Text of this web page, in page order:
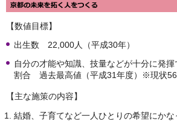
【数値目標】
出生数 22,000人（平成30年）
自分の才能や知識、技量などが十分に発
割合 過去最高値（平成31年度）※現状56
【主な施策の内容】
結婚、子育てなど一人ひとりの希望にか